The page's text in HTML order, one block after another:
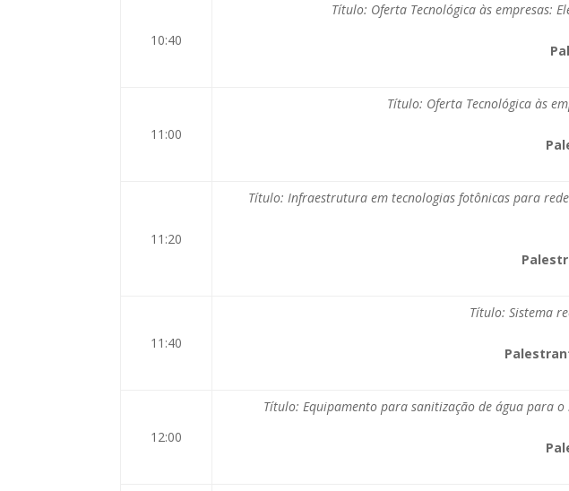
10:40
Título: Oferta Tecnológica às empresas:
11:00
Título: Oferta Tecnológica às
11:20
Título: Infraestrutura em tecnologias fotônicas para
11:40
Título: Sistema
12:00
Título: Equipamento para sanitização de água para